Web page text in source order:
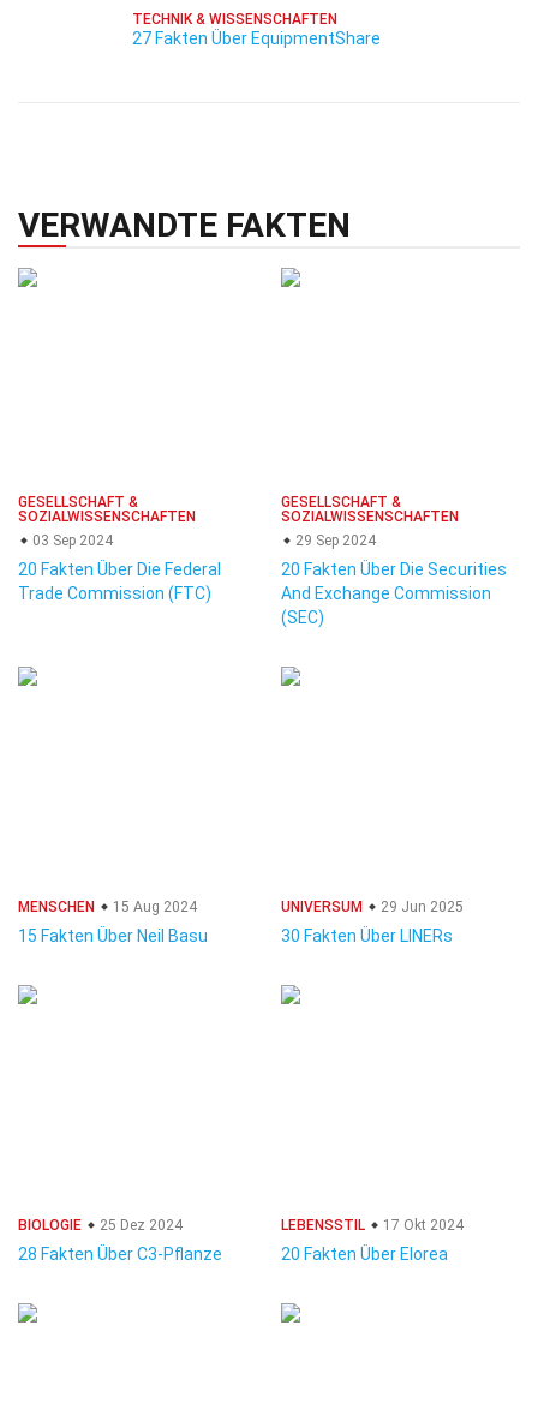
TECHNIK & WISSENSCHAFTEN
27 Fakten Über EquipmentShare
VERWANDTE FAKTEN
GESELLSCHAFT &
SOZIALWISSENSCHAFTEN
03 Sep 2024
20 Fakten Über Die Federal
Trade Commission (FTC)
GESELLSCHAFT &
SOZIALWISSENSCHAFTEN
29 Sep 2024
20 Fakten Über Die Securities
And Exchange Commission
(SEC)
MENSCHEN 15 Aug 2024
15 Fakten Über Neil Basu
UNIVERSUM 29 Jun 2025
30 Fakten Über LINERs
BIOLOGIE 25 Dez 2024
28 Fakten Über C3-Pflanze
LEBENSSTIL 17 Okt 2024
20 Fakten Über Elorea